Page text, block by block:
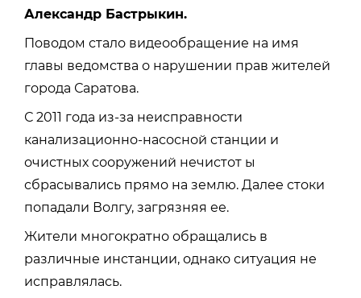
Александр Бастрыкин.
Поводом стало видеообращение на имя
главы ведомства о нарушении прав жителей
города Саратова.
С 2011 года из-за неисправности
канализационно-насосной станции и
очистных сооружений нечистот ы
сбрасывались прямо на землю. Далее стоки
попадали Волгу, загрязняя ее.
Жители многократно обращались в
различные инстанции, однако ситуация не
исправлялась.